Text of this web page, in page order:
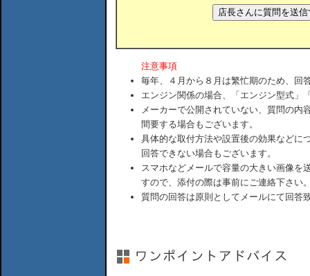
注意事項
毎年、４月から８月は繁忙期のため、回
エンジン関係の場合、「エンジン型式」
メーカーで公開されていない、質問の内
間要する場合もございます。
具体的な取付方法や設置後の効果などに
回答できない場合もございます。
スマホなどメールで容量の大きい画像を
すので、添付の際は事前にご連絡下さい
質問の回答は原則としてメールにて回答